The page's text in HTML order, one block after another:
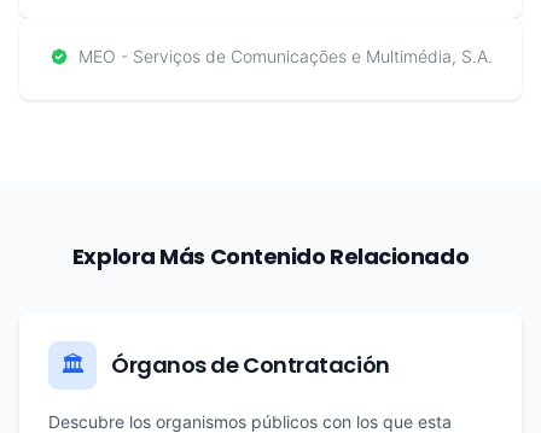
MEO - Serviços de Comunicações e Multimédia, S.A.
Explora Más Contenido Relacionado
🏛️ Órganos de Contratación
Descubre los organismos públicos con los que esta